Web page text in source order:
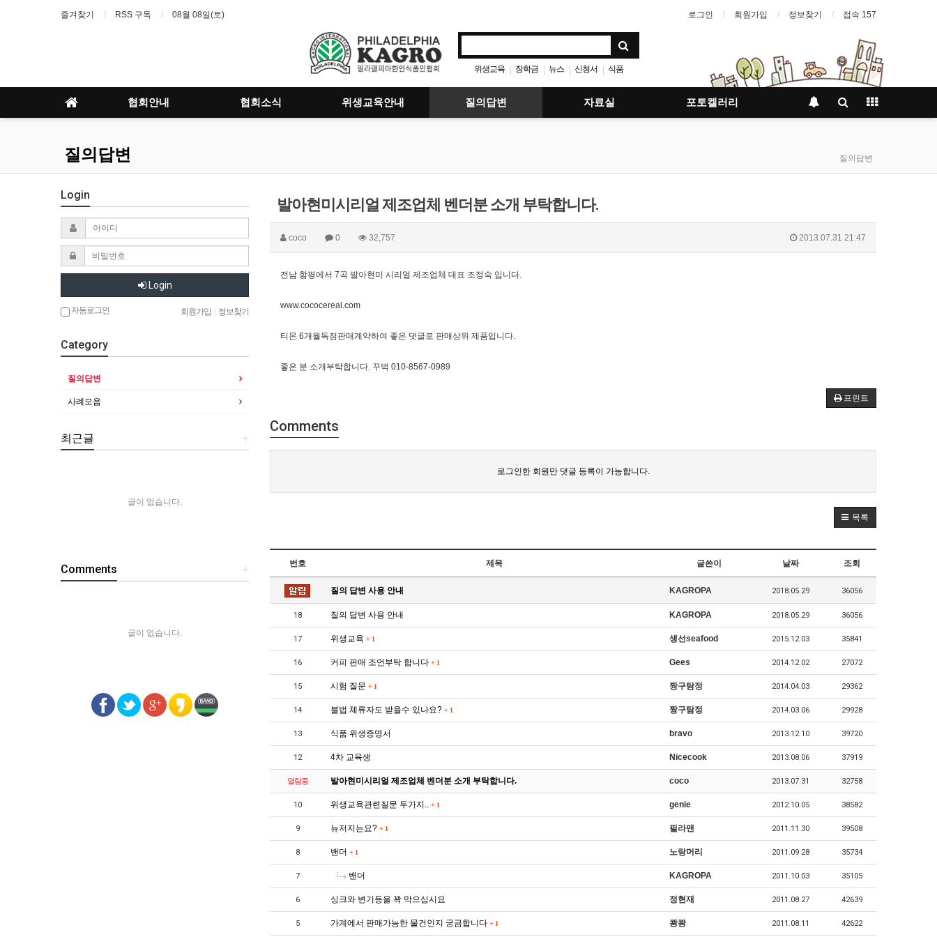
즐겨찾기 RSS 구독 08월 08일(토) 로그인 회원가입 정보찾기 접속 157
위생교육 | 장학금 | 뉴스 | 신청서 | 식품
협회안내 협회소식 위생교육안내 질의답변 자료실 포토켈러리
질의답변 질의답변
발아현미시리얼 제조업체 벤더분 소개 부탁합니다.
coco 0 32,757 2013.07.31 21:47
전남 함평에서 7곡 발아현미 시리얼 제조업체 대표 조정숙 입니다.
www.cococereal.com
티몬 6개월독점판매계약하여 좋은 댓글로 판매상위 제품입니다.
좋은 분 소개부탁합니다. 꾸벅 010-8567-0989
프린트
Comments
로그인한 회원만 댓글 등록이 가능합니다.
목록
번호 제목 글쓴이 날짜 조회
질의 답변 사용 안내 KAGROPA 2018.05.29 36056
18 질의 답변 사용 안내 KAGROPA 2018.05.29 36056
17 위생교육 + 1 생선seafood 2015.12.03 35841
16 커피 판매 조언부탁 합니다 + 1 Gees 2014.12.02 27072
15 시험 질문 + 1 짱구탐정 2014.04.03 29362
14 블법 체류자도 받을수 있나요? + 1 짱구탐정 2014.03.06 29928
13 식품 위생증명서 bravo 2013.12.10 39720
12 4차 교육생 Nicecook 2013.08.06 37919
열람중 발아현미시리얼 제조업체 벤더분 소개 부탁합니다. coco 2013.07.31 32758
10 위생교육관련질문 두가지.. + 1 genie 2012.10.05 38582
9 뉴저지는요? + 1 필라맨 2011.11.30 39508
8 밴더 + 1 노랑머리 2011.09.28 35734
7 밴더 KAGROPA 2011.10.03 35105
6 싱크와 변기등을 꽉 막으십시요 정현재 2011.08.27 42639
5 가계에서 판매가능한 물건인지 궁금합니다 + 1 쾅쾅 2011.08.11 42622
Login
Login
자동로그인 회원가입 정보찾기
Category
질의답변
사례모음
+
최근글
글이 없습니다.
+
Comments
글이 없습니다.